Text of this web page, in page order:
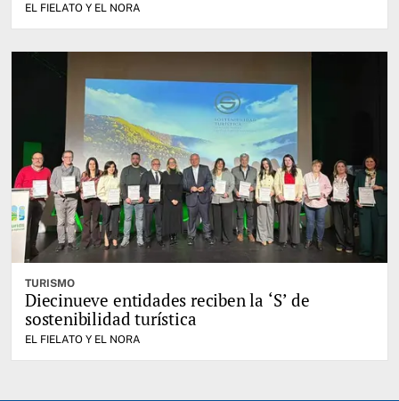
EL FIELATO Y EL NORA
TURISMO
Diecinueve entidades reciben la ‘S’ de
sostenibilidad turística
EL FIELATO Y EL NORA